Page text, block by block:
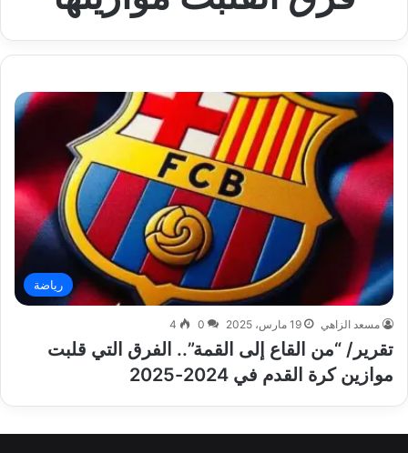
رياضة
مسعد الزاهي 19 مارس، 2025 0
4
تقرير/ “من القاع إلى القمة”.. الفرق التي قلبت
موازين كرة القدم في 2024-2025